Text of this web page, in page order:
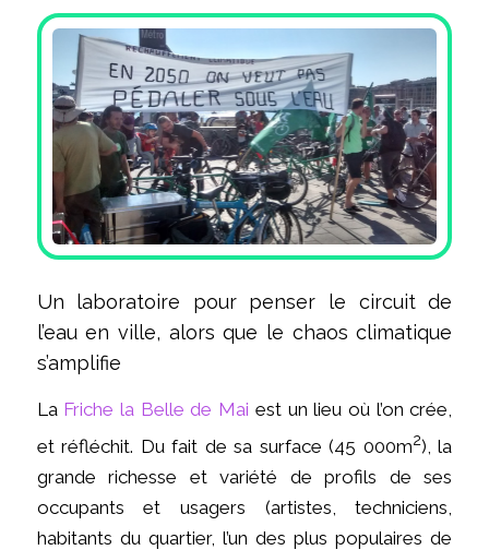
Un laboratoire pour penser le circuit de
l’eau en ville, alors que le chaos climatique
s’amplifie
La Friche la Belle de Mai est un lieu où l’on crée,
et réfléchit. Du fait de sa surface (45 000m2), la
grande richesse et variété de profils de ses
occupants et usagers (artistes, techniciens,
habitants du quartier, l’un des plus populaires de